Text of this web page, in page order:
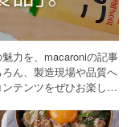
力を、macaroniの記事
ん、製造現場や品質へ
テンツをぜひお楽しみ